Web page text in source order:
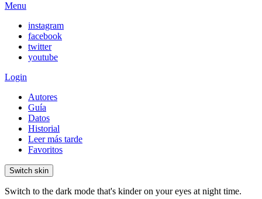
Menu
instagram
facebook
twitter
youtube
Login
Autores
Guía
Datos
Historial
Leer más tarde
Favoritos
Switch skin
Switch to the dark mode that's kinder on your eyes at night time.